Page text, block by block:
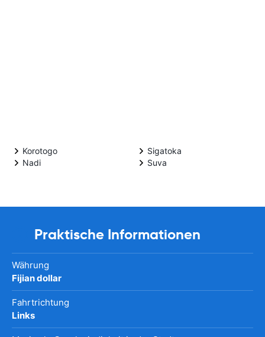
Korotogo
Nadi
Sigatoka
Suva
Praktische Informationen
Währung
Fijian dollar
Fahrtrichtung
Links